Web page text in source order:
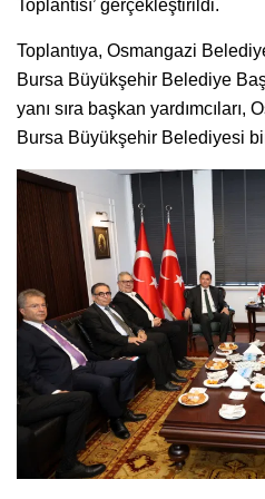
Toplantısı’ gerçekleştirildi.
Toplantıya, Osmangazi
Bursa Büyükşehir Belediye
yanı sıra başkan
Bursa Büyükşehir Belediyesi